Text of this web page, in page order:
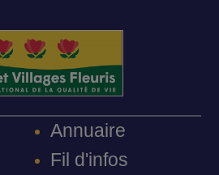
Annuaire
Fil d'infos